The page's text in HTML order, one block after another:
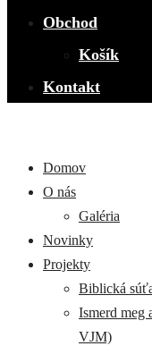
Obchod
Košík
Kontakt
Domov
O nás
Galéria
Novinky
Projekty
Biblická
Ismerd
VJM)